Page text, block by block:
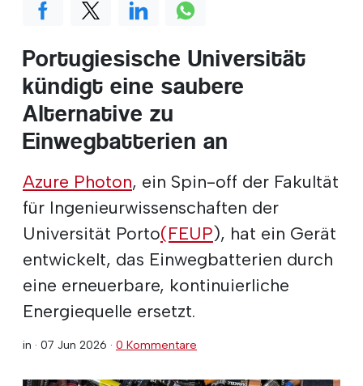
Portugiesische Universität
kündigt eine saubere
Alternative zu
Einwegbatterien an
Azure Photon, ein Spin-off der Fakultät
für Ingenieurwissenschaften der
Universität Porto(FEUP), hat ein Gerät
entwickelt, das Einwegbatterien durch
eine erneuerbare, kontinuierliche
Energiequelle ersetzt.
in · 07 Jun 2026 · 0 Kommentare